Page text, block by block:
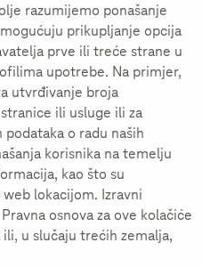
razumijemo ponašanje
prikupljanje opcija
prve ili treće strane u
upotrebe. Na primjer,
utvrđivanje broja
ili usluge ili za
o radu naših
korisnika na temelju
kao što su
lokacijom. Izravni
osnova za ove kolačiće
ili, u slučaju trećih zemalja,